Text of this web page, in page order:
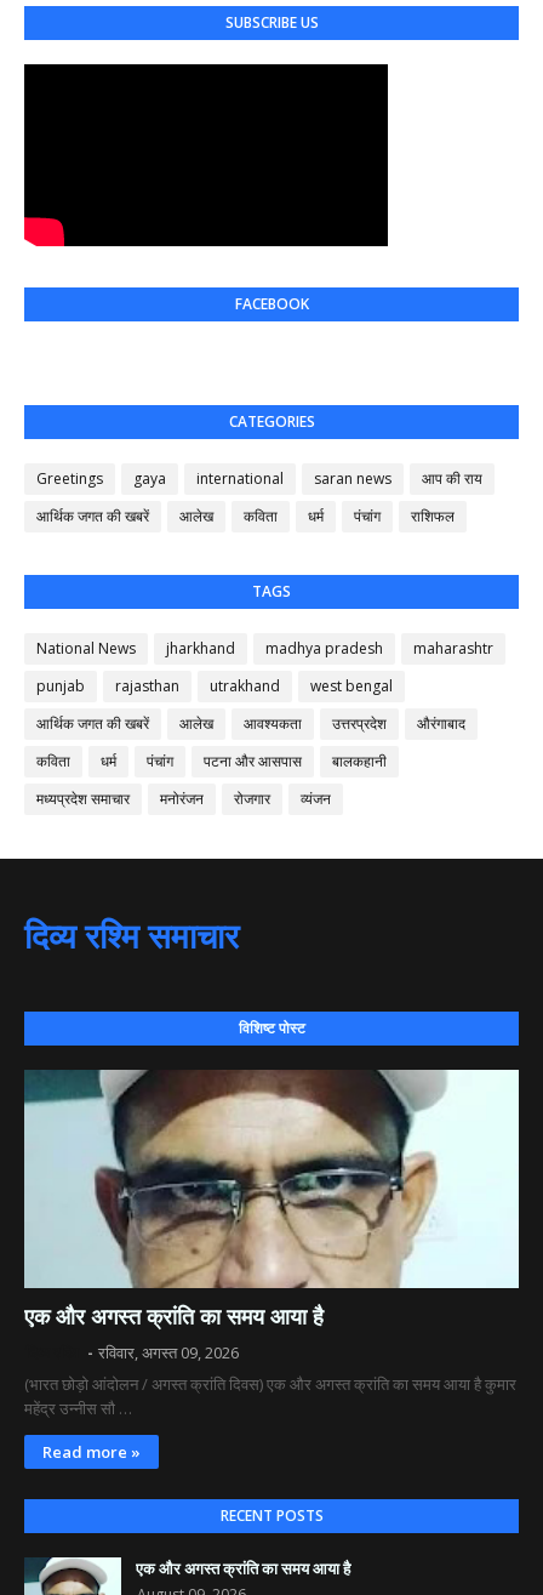
SUBSCRIBE US
FACEBOOK
CATEGORIES
Greetings gaya international saran news
आप की राय
आर्थिक जगत की खबरें
आलेख कविता धर्म पंचांग राशिफल
TAGS
National News jharkhand madhya pradesh
maharashtr
punjab
rajasthan utrakhand
west bengal
आर्थिक जगत की खबरें
आलेख आवश्यकता उत्तरप्रदेश
औरंगाबाद
कविता
धर्म पंचांग पटना और आसपास
बालकहानी
मध्यप्रदेश समाचार
मनोरंजन रोजगार व्यंजन
दिव्य रश्मि समाचार
विशिष्ट पोस्ट
एक और अगस्त क्रांति का समय आया है
रविवार, अगस्त 09, 2026
(भारत छोड़ो आंदोलन / अगस्त क्रांति दिवस) एक और अगस्त क्रांति का समय आया है कुमार
महेंद्र उन्नीस सौ …
Read more »
RECENT POSTS
एक और अगस्त क्रांति का समय आया है